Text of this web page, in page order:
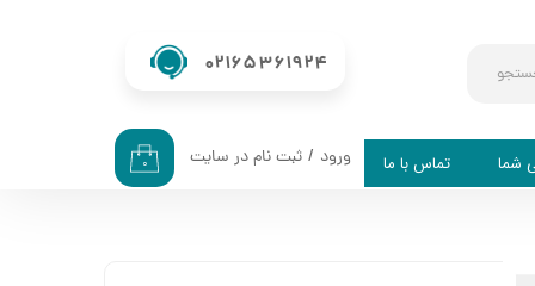
02165361924
۰ ورود / ثبت نام در سایت شما تماس با ما